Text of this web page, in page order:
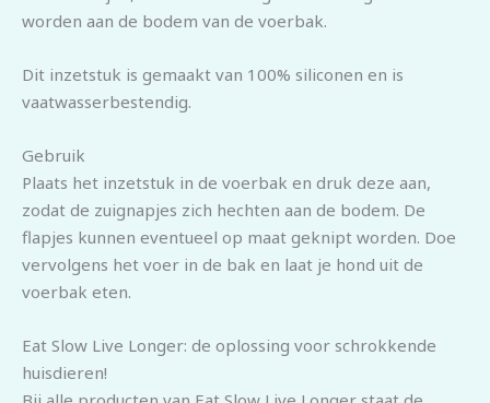
worden aan de bodem van de voerbak.
Dit inzetstuk is gemaakt van 100% siliconen en is
vaatwasserbestendig.
Gebruik
Plaats het inzetstuk in de voerbak en druk deze aan,
zodat de zuignapjes zich hechten aan de bodem. De
flapjes kunnen eventueel op maat geknipt worden. Doe
vervolgens het voer in de bak en laat je hond uit de
voerbak eten.
Eat Slow Live Longer: de oplossing voor schrokkende
huisdieren!